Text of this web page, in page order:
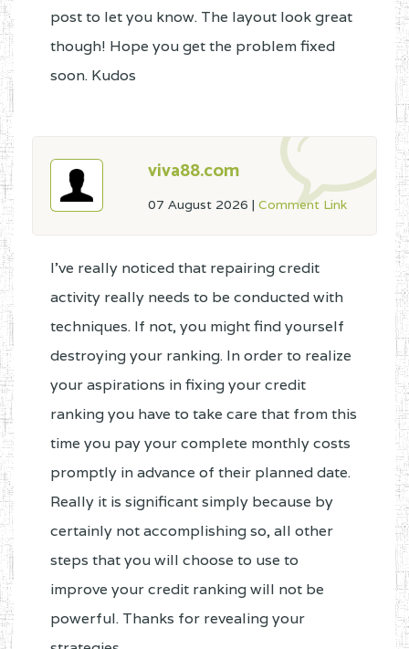
post to let you know. The layout look great
though! Hope you get the problem fixed
soon. Kudos
viva88.com
07 August 2026 | Comment Link
I've really noticed that repairing credit
activity really needs to be conducted with
techniques. If not, you might find yourself
destroying your ranking. In order to realize
your aspirations in fixing your credit
ranking you have to take care that from this
time you pay your complete monthly costs
promptly in advance of their planned date.
Really it is significant simply because by
certainly not accomplishing so, all other
steps that you will choose to use to
improve your credit ranking will not be
powerful. Thanks for revealing your